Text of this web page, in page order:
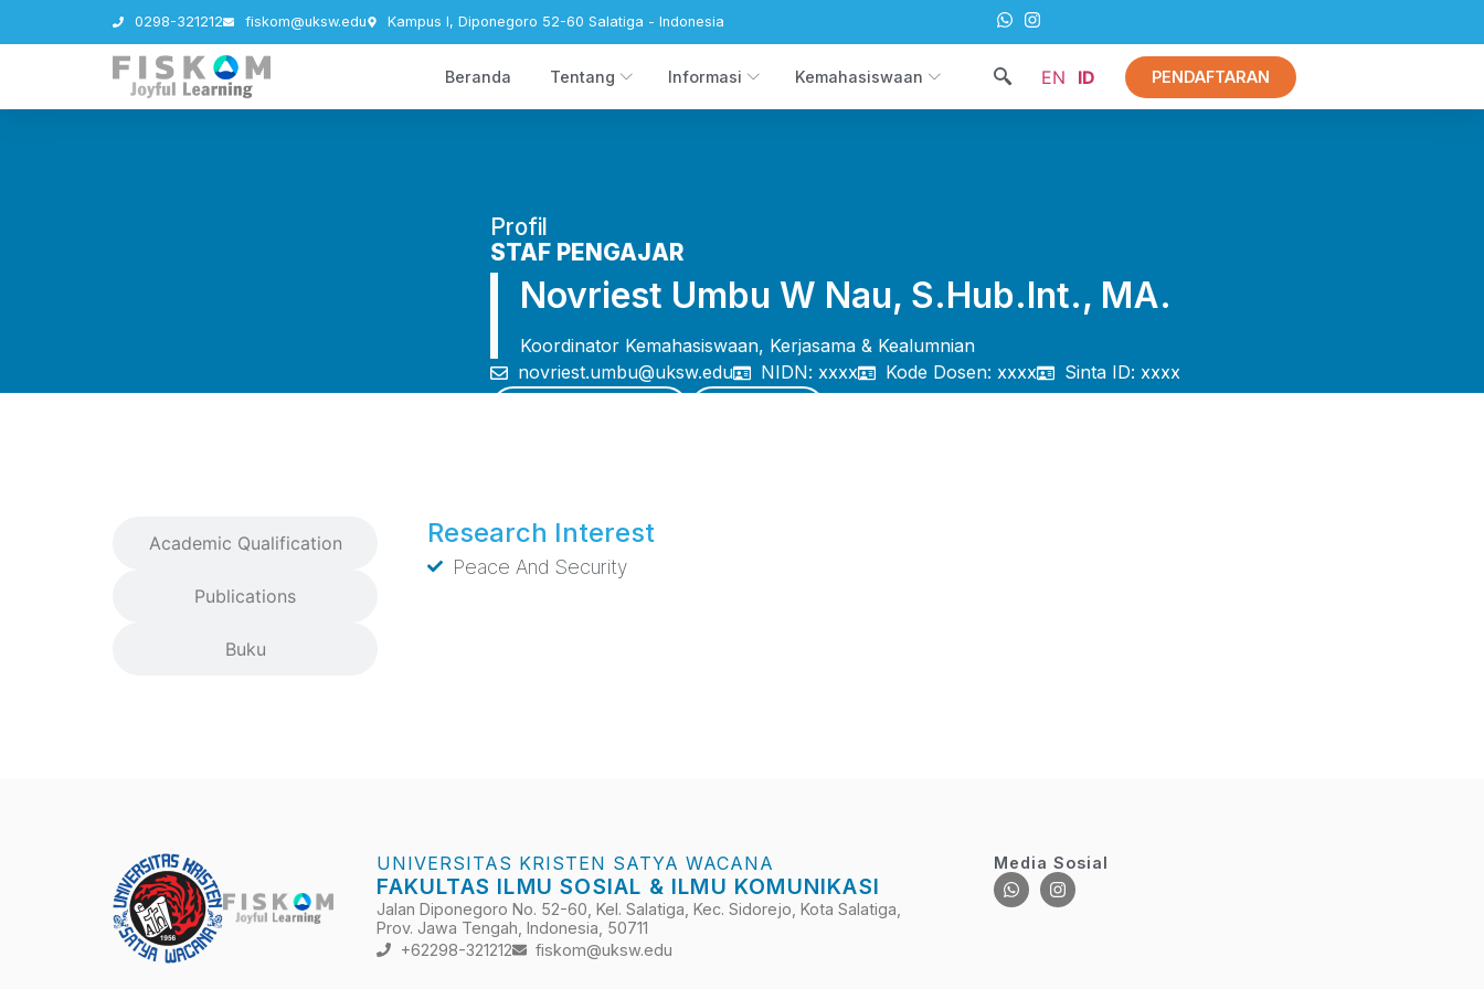
0298-321212 fiskom@uksw.edu Kampus I, Diponegoro 52-60 Salatiga - Indonesia
Beranda Tentang Informasi Kemahasiswaan EN ID PENDAFTARAN
Profil
STAF PENGAJAR
Novriest Umbu W Nau, S.Hub.Int., MA.
Koordinator Kemahasiswaan, Kerjasama & Kealumnian
novriest.umbu@uksw.edu
NIDN: xxxx Kode Dosen: xxxx Sinta ID: xxxx
Academic Qualification
Publications
Buku
Research Interest
Peace And Security
UNIVERSITAS KRISTEN SATYA WACANA
FAKULTAS ILMU SOSIAL & ILMU KOMUNIKASI
Jalan Diponegoro No. 52-60, Kel. Salatiga, Kec. Sidorejo, Kota Salatiga,
Prov. Jawa Tengah, Indonesia, 50711
+62298-321212
fiskom@uksw.edu
Media Sosial